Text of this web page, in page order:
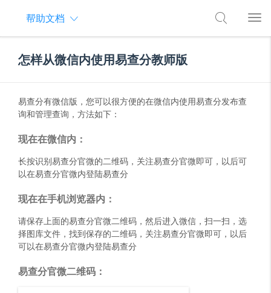
帮助文档
怎样从微信内使用易查分教师版
易查分有微信版，您可以很方便的在微信内使用易查分发布查
询和管理查询，方法如下：
现在在微信内：
长按识别易查分官微的二维码，关注易查分官微即可，以后可
以在易查分官微内登陆易查分
现在在手机浏览器内：
请保存上面的易查分官微二维码，然后进入微信，扫一扫，选
择图库文件，找到保存的二维码，关注易查分官微即可，以后
可以在易查分官微内登陆易查分
易查分官微二维码：